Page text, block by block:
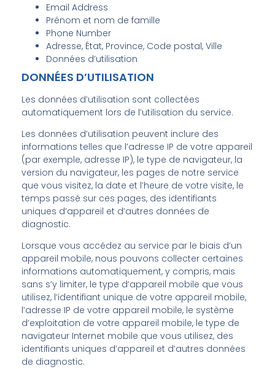
Email Address
Prénom et nom de famille
Phone Number
Adresse, État, Province, Code postal, Ville
Données d’utilisation
DONNÉES D’UTILISATION
Les données d’utilisation sont collectées
automatiquement lors de l’utilisation du service.
Les données d’utilisation peuvent inclure des
informations telles que l’adresse IP de votre appareil
(par exemple, adresse IP), le type de navigateur, la
version du navigateur, les pages de notre service
que vous visitez, la date et l’heure de votre visite, le
temps passé sur ces pages, des identifiants
uniques d’appareil et d’autres données de
diagnostic.
Lorsque vous accédez au service par le biais d’un
appareil mobile, nous pouvons collecter certaines
informations automatiquement, y compris, mais
sans s’y limiter, le type d’appareil mobile que vous
utilisez, l’identifiant unique de votre appareil mobile,
l’adresse IP de votre appareil mobile, le système
d’exploitation de votre appareil mobile, le type de
navigateur Internet mobile que vous utilisez, des
identifiants uniques d’appareil et d’autres données
de diagnostic.